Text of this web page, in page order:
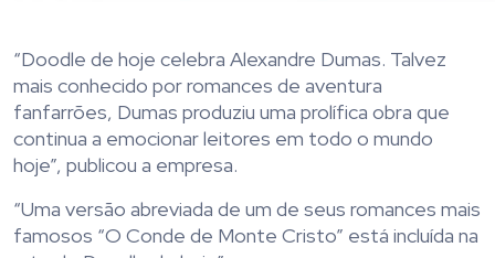
“Doodle de hoje celebra Alexandre Dumas. Talvez
mais conhecido por romances de aventura
fanfarrões, Dumas produziu uma prolífica obra que
continua a emocionar leitores em todo o mundo
hoje”, publicou a empresa.
“Uma versão abreviada de um de seus romances mais
famosos “O Conde de Monte Cristo” está incluída na